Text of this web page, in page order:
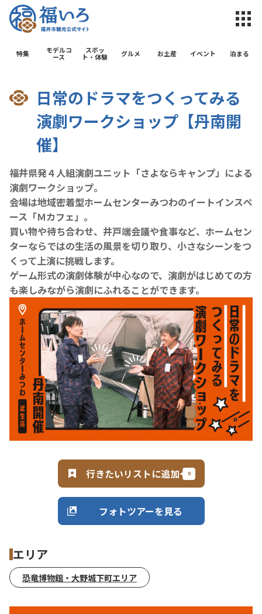
福井市観光
特集
モデルコ
ース
スポッ
ト・体験
グルメ お土産 イベント 泊まる
日常のドラマをつくってみる
演劇ワークショップ【丹南開
催】
福井県発４人組演劇ユニット「さよならキャンプ」による
演劇ワークショップ。
会場は地域密着型ホームセンターみつわのイートインスペ
ース「Ｍカフェ」。
買い物や待ち合わせ、井戸端会議や食事など、ホームセン
ターならではの生活の風景を切り取り、小さなシーンをつ
くって上演に挑戦します。
ゲーム形式の演劇体験が中心なので、演劇がはじめての方
も楽しみながら演劇にふれることができます。
行きたいリストに追加
フォトツアーを見る
エリア
恐竜博物館・大野城下町エリア